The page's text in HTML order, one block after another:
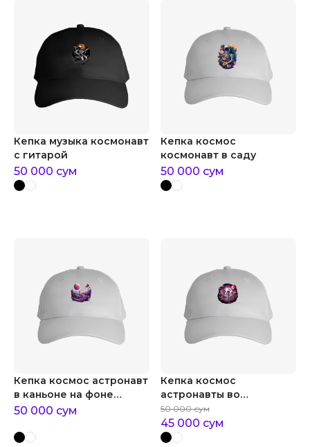
Кепка музыка космонавт
с гитарой
50 000 сум
Кепка космос
космонавт в саду
50 000 сум
Кепка космос астронавт
в каньоне на фоне
планет
50 000 сум
Кепка космос
астронавты во
вселенной
50 000 сум
45 000 сум